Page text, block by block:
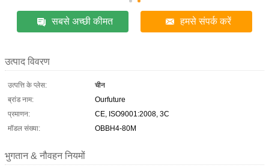
सबसे अच्छी कीमत हमसे संपर्क करें
उत्पाद विवरण
उत्पत्ति के प्लेस:
चीन
ब्रांड नाम:
Ourfuture
प्रमाणन:
CE, ISO9001:2008, 3C
मॉडल संख्या:
OBBH4-80M
भुगतान & नौवहन नियमों